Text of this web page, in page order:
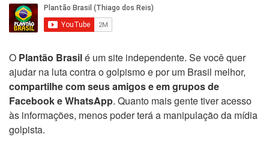
O Plantão Brasilé um site independente. Se você quer
ajudar na luta contra o golpismo e por um Brasil melhor,
compartilhe com seus amigos e em grupos de
Facebook e WhatsApp. Quanto mais gente tiver acesso
às informações, menos poder terá a manipulação da mídia
golpista.